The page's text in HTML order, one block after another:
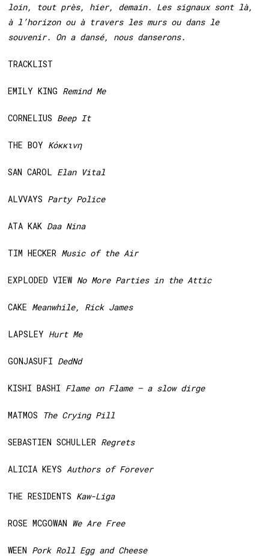
loin, tout près, hier, demain. Les signaux sont là,
à l’horizon ou à travers les murs ou dans le
souvenir. On a dansé, nous danserons.
TRACKLIST
EMILY KING Remind Me
CORNELIUS Beep It
THE BOY Κόκκινη
SAN CAROL Elan Vital
ALVVAYS Party Police
ATA KAK Daa Nina
TIM HECKER Music of the Air
EXPLODED VIEW No More Parties in the Attic
CAKE Meanwhile, Rick James
LAPSLEY Hurt Me
GONJASUFI DedNd
KISHI BASHI Flame on Flame – a slow dirge
MATMOS The Crying Pill
SEBASTIEN SCHULLER Regrets
ALICIA KEYSAuthors of Forever
THE RESIDENTS Kaw-Liga
ROSE MCGOWAN We Are Free
WEEN Pork Roll Egg and Cheese